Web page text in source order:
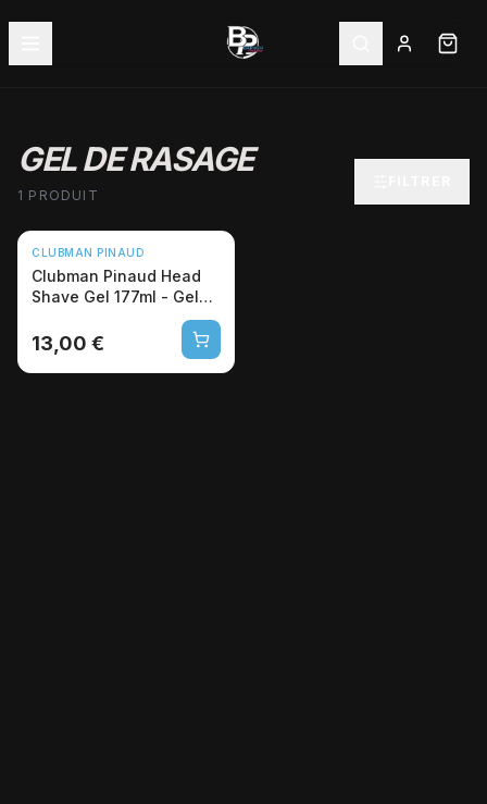
GEL DE RASAGE
1 PRODUIT
CLUBMAN PINAUD
Clubman Pinaud Head
Shave Gel 177ml - Gel
13,00 €